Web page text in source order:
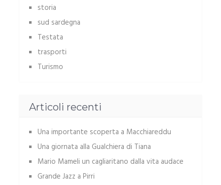
storia
sud sardegna
Testata
trasporti
Turismo
Articoli recenti
Una importante scoperta a Macchiareddu
Una giornata alla Gualchiera di Tiana
Mario Mameli un cagliaritano dalla vita audace
Grande Jazz a Pirri